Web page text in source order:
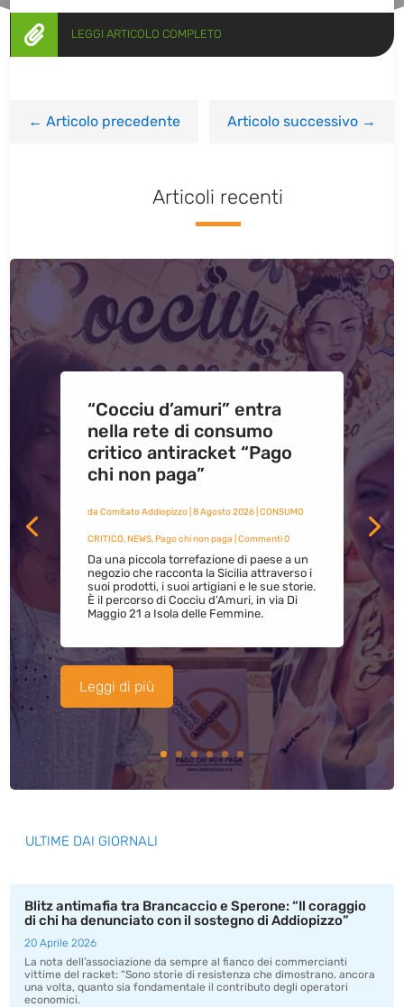
 LEGGI ARTICOLO COMPLETO
←Articolo precedente Articolo successivo→
Articoli recenti
“Cocciu d’amuri” entra
nella rete di consumo
critico antiracket “Pago
chi non paga”
da Comitato Addiopizzo| 8 Agosto 2026| CONSUMO
CRITICO,NEWS,Pago chi non paga | Commenti 0
Da una piccola torrefazione di paese a un
negozio che racconta la Sicilia attraverso i
suoi prodotti, i suoi artigiani e le sue storie.
È il percorso di Cocciu d’Amuri, in via Di
Maggio 21 a Isola delle Femmine.
Leggi di più
ULTIME DAI GIORNALI
Blitz antimafia tra Brancaccio e Sperone: “Il coraggio
di chi ha denunciato con il sostegno di Addiopizzo”
20 Aprile 2026
La nota dell’associazione da sempre al fianco dei commercianti
vittime del racket: “Sono storie di resistenza che dimostrano, ancora
una volta, quanto sia fondamentale il contributo degli operatori
economici.